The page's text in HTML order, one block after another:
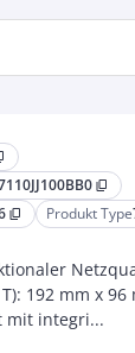
content_copy
content_copy Produkt Type
192 mm x 96
mit integri...